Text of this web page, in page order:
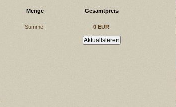
Menge Gesamtpreis
Summe: 0 EUR